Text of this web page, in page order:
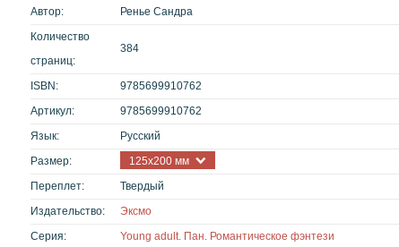
Автор:
Ренье Сандра
Количество
страниц:
384
ISBN:
9785699910762
Артикул:
9785699910762
Язык:
Русский
Размер:
125x200 мм
Переплет:
Твердый
Издательство:
Эксмо
Серия:
Young adult. Пан. Романтическое фэнтези